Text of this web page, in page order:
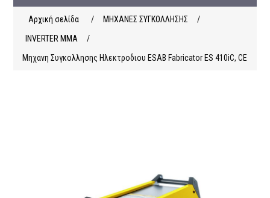
Αρχική σελίδα / ΜΗΧΑΝΕΣ ΣΥΓΚΟΛΛΗΣΗΣ
/
INVERTER MMA
/
Μηχανη Συγκολλησης Ηλεκτροδιου ESAB Fabricator ES 410iC, CE